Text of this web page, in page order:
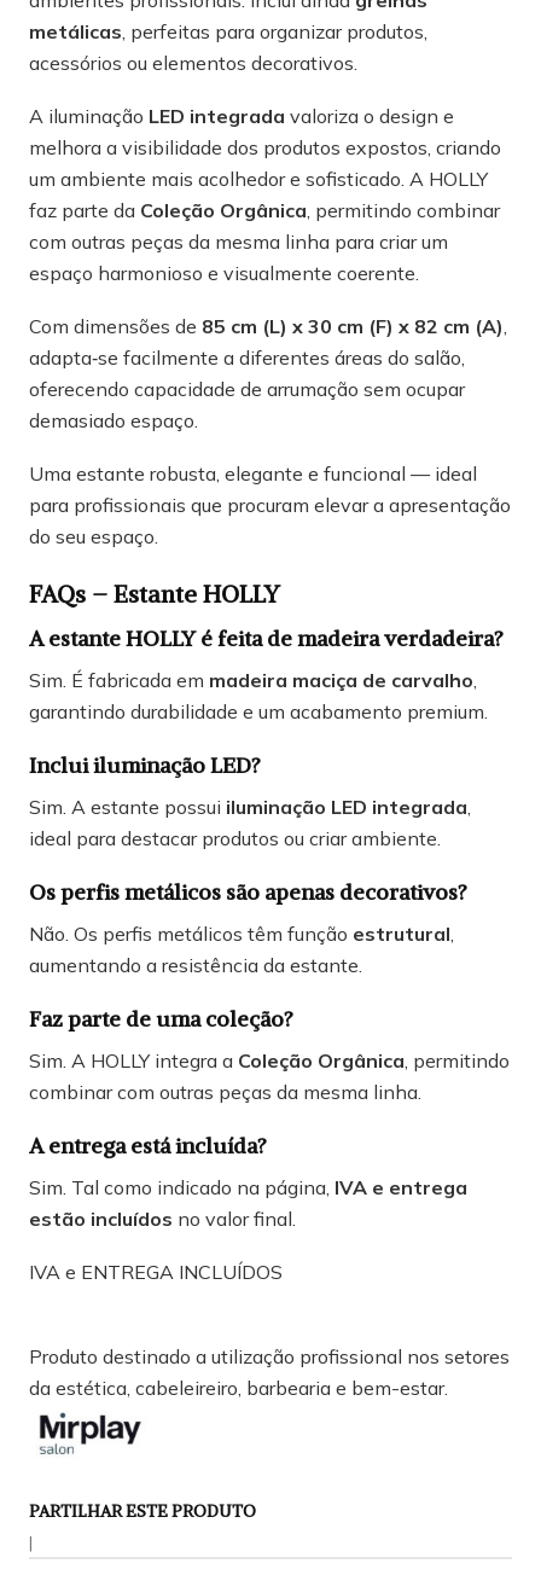
metálicas, perfeitas para organizar produtos,
acessórios ou elementos decorativos.
A iluminação LED integrada valoriza o design e
melhora a visibilidade dos produtos expostos, criando
um ambiente mais acolhedor e sofisticado. A HOLLY
faz parte da Coleção Orgânica, permitindo combinar
com outras peças da mesma linha para criar um
espaço harmonioso e visualmente coerente.
Com dimensões de 85 cm (L) x 30 cm (F) x 82 cm (A),
adapta‑se facilmente a diferentes áreas do salão,
oferecendo capacidade de arrumação sem ocupar
demasiado espaço.
Uma estante robusta, elegante e funcional — ideal
para profissionais que procuram elevar a apresentação
do seu espaço.
FAQs – Estante HOLLY
A estante HOLLY é feita de madeira verdadeira?
Sim. É fabricada em madeira maciça de carvalho,
garantindo durabilidade e um acabamento premium.
Inclui iluminação LED?
Sim. A estante possui iluminação LED integrada,
ideal para destacar produtos ou criar ambiente.
Os perfis metálicos são apenas decorativos?
Não. Os perfis metálicos têm função estrutural,
aumentando a resistência da estante.
Faz parte de uma coleção?
Sim. A HOLLY integra a Coleção Orgânica, permitindo
combinar com outras peças da mesma linha.
A entrega está incluída?
Sim. Tal como indicado na página, IVA e entrega
estão incluídos no valor final.
IVA e ENTREGA INCLUÍDOS
Produto destinado a utilização profissional nos setores
da estética, cabeleireiro, barbearia e bem-estar.
PARTILHAR ESTE PRODUTO
|